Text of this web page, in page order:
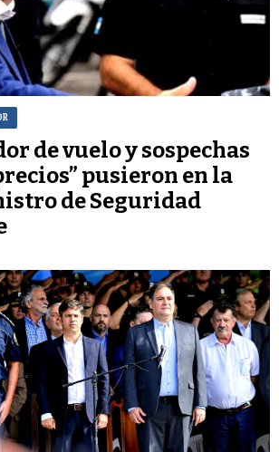
de vuelo y sospechas
pusieron en la
de Seguridad